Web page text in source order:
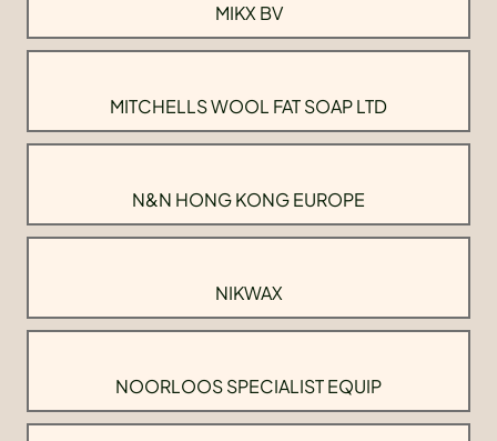
MIKX BV
MITCHELLS WOOL FAT SOAP LTD
N&N HONG KONG EUROPE
NIKWAX
NOORLOOS SPECIALIST EQUIP